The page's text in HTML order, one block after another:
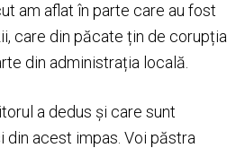
am aflat în parte care au fost
care din păcate țin de corupția
din administrația locală.
a dedus și care sunt
din acest impas. Voi păstra